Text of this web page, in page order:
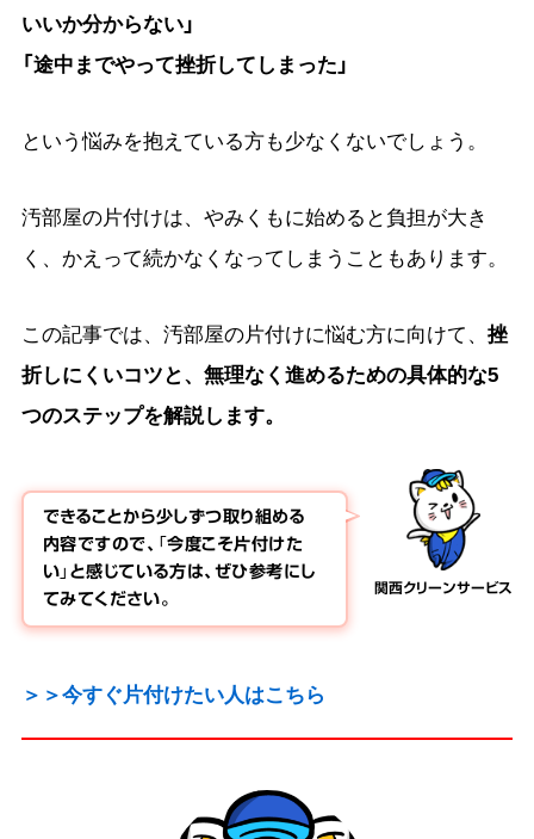
いいか分からない」
「途中までやって挫折してしまった」
という悩みを抱えている方も少なくないでしょう。
汚部屋の片付けは、やみくもに始めると負担が大き
く、かえって続かなくなってしまうこともあります。
この記事では、汚部屋の片付けに悩む方に向けて、 挫
折しにくいコツと、無理なく進めるための具体的な5
つのステップを解説します。
関西クリーンサービス
できることから少しずつ取り組める
内容ですので、「今度こそ片付けた
い」と感じている方は、ぜひ参考にし
てみてください。
＞＞今すぐ片付けたい人はこちら